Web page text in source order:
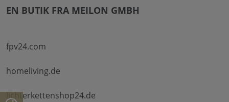
EN BUTIK FRA MEILON GMBH
fpv24.com
homeliving.de
lichterkettenshop24.de